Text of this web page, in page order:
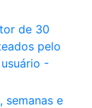
de 30
pelo
-
semanas e